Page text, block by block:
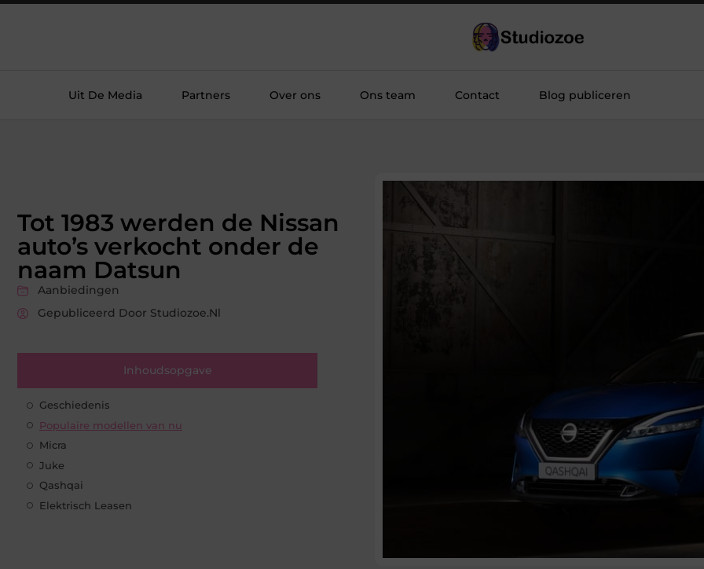
Uit De Media Partners Over ons Ons team Contact Blog publiceren
Tot 1983 werden de Nissan
auto’s verkocht onder de
naam Datsun
Aanbiedingen
Gepubliceerd Door Studiozoe.nl
Inhoudsopgave
Geschiedenis
Populaire modellen van nu
Micra
Juke
Qashqai
Elektrisch Leasen